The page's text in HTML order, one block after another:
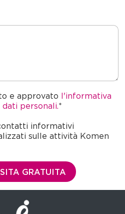
e approvato l'informativa
personali.*
informativi
sulle attività Komen
GRATUITA